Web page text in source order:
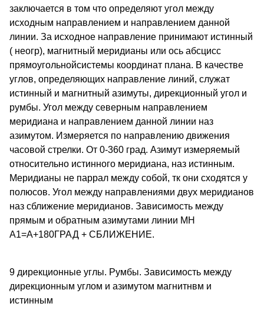
заключается в том что определяют угол между
исходным направлением и направлением данной
линии. За исходное направление принимают истинный
( неогр), магнитный меридианы или ось абсцисс
прямоугольнойсистемы координат плана. В качестве
углов, определяющих направление линий, служат
истинный и магнитный азимуты, дирекционный угол и
румбы. Угол между северным направлением
меридиана и направлением данной линии наз
азимутом. Измеряется по направлению движения
часовой стрелки. От 0-360 град. Азимут измеряемый
относительно истинного меридиана, наз истинным.
Меридианы не паррал между собой, тк они сходятся у
полюсов. Угол между направлениями двух меридианов
наз сближение меридианов. Зависимость между
прямым и обратным азимутами линии МН
А1=А+180ГРАД + СБЛИЖЕНИЕ.
9 дирекционные углы. Румбы. Зависимость между
дирекционным углом и азимутом магнитнвм и
истинным